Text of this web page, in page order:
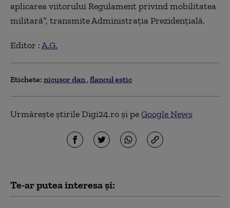
aplicarea viitorului Regulament privind mobilitatea
militară”, transmite Administrația Prezidențială.
Editor :A.G.
Etichete: nicusor dan flancul estic
Urmărește știrile Digi24.ro și peGoogle News
Te-ar putea interesa și: